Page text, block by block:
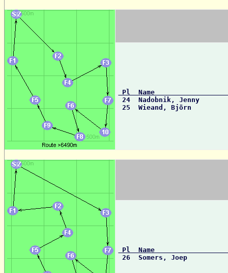
Pl  Name
24  Nadobnik,
25  Wieand, Björn
Pl  Name
26  Somers, Joep